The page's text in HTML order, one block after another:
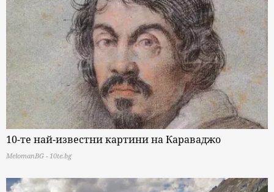
10-те най-известни картини на Караваджо
MelomanBG - 10te.bg